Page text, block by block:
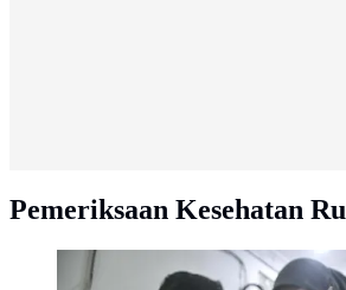
Pemeriksaan Kesehatan